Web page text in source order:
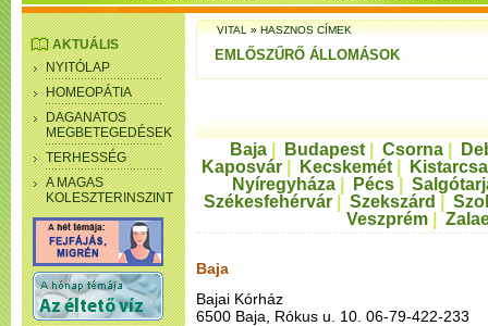
AKTUÁLIS
NYITÓLAP
HOMEOPÁTIA
DAGANATOS
MEGBETEGEDÉSEK
TERHESSÉG
A MAGAS
KOLESZTERINSZINT
VITAL»HASZNOS CÍMEK
EMLŐSZŰRŐ ÁLLOMÁSOK
Baja| Budapest| Csorna|
Kaposvár| Kecskemét| Kistarcsa
Nyíregyháza
Pécs
Székesfehérvár| Szekszárd
Veszprém|
Baja
Bajai Kórház
6500 Baja, Rókus u. 10. 06-79-422-233